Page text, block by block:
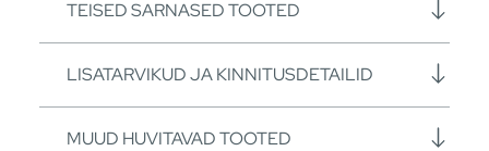
TEISED SARNASED TOOTED
LISATARVIKUD JA KINNITUSDETAILID
MUUD HUVITAVAD TOOTED